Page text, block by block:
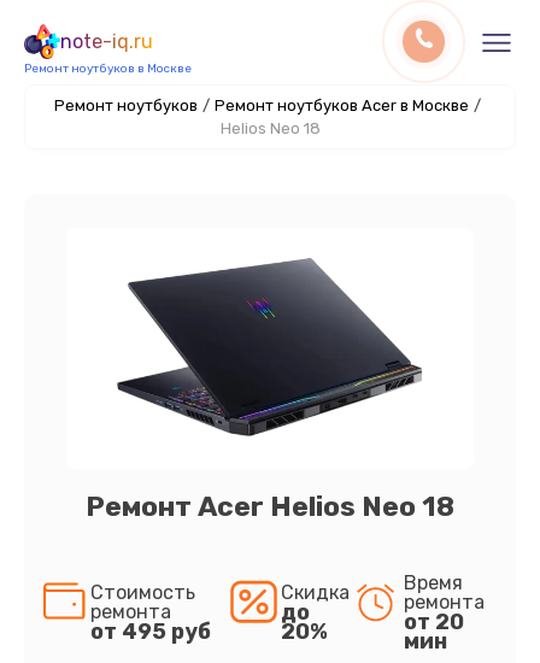
note-iq.ru
Ремонт ноутбуков в Москве
Ремонт ноутбуков / Ремонт ноутбуков Acer в Москве /
Helios Neo 18
Ремонт Acer Helios Neo 18
Стоимость
ремонта
от 495 руб
Скидка
до
20%
Время
ремонта
от 20
мин